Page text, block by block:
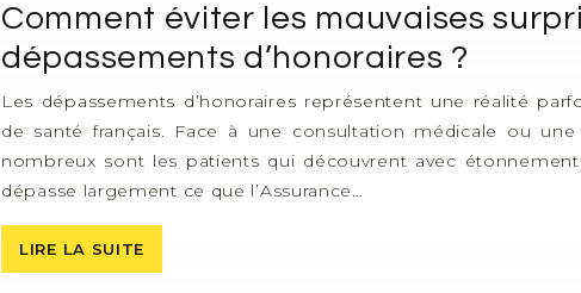
Comment éviter les mauvaises
dépassements d’honoraires ?
Les dépassements d’honoraires représentent une réalité
de santé français. Face à une consultation médicale ou une
nombreux sont les patients qui découvrent avec
dépasse largement ce que l’Assurance…
LIRE LA SUITE